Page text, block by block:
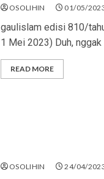
OSOLIHIN 01/05/
gaulislam edisi 810/
1 Mei 2023) Duh, nggak
READ MORE
OSOLIHIN 24/04/